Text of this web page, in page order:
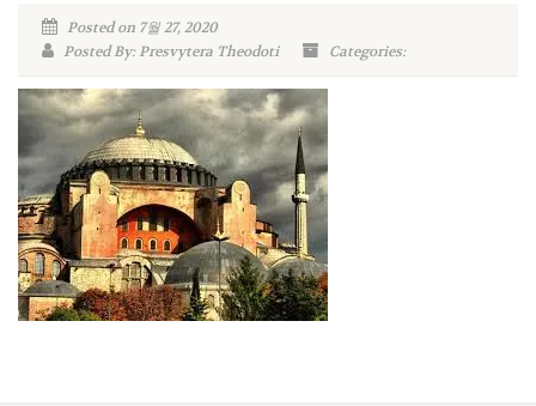
Posted on 7월 27, 2020
Posted By: Presvytera Theodoti
Categories: